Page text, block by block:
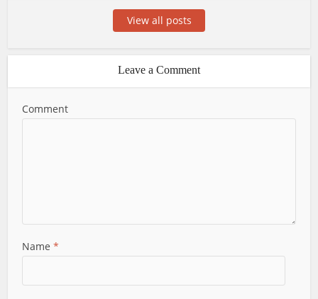
View all posts
Leave a Comment
Comment
Name*